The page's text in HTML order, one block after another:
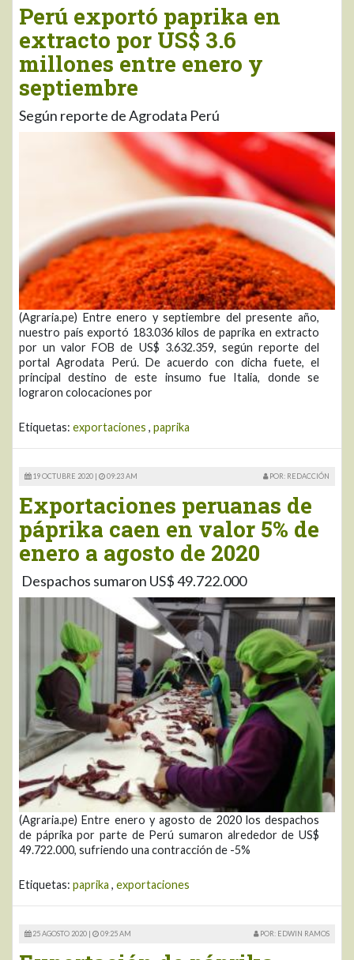
Perú exportó paprika en
extracto por US$ 3.6
millones entre enero y
septiembre
Según reporte de Agrodata Perú
(Agraria.pe) Entre enero y septiembre del presente año,
nuestro país exportó 183.036 kilos de paprika en extracto
por un valor FOB de US$ 3.632.359, según reporte del
portal Agrodata Perú. De acuerdo con dicha fuete, el
principal destino de este insumo fue Italia, donde se
lograron colocaciones por
Etiquetas: exportaciones , paprika
19 OCTUBRE 2020 | 09:23 AM POR: REDACCIÓN
Exportaciones peruanas de
páprika caen en valor 5% de
enero a agosto de 2020
Despachos sumaron US$ 49.722.000
(Agraria.pe) Entre enero y agosto de 2020 los despachos
de páprika por parte de Perú sumaron alrededor de US$
49.722.000, sufriendo una contracción de -5%
Etiquetas: paprika , exportaciones
25 AGOSTO 2020 | 09:25 AM POR: EDWIN RAMOS